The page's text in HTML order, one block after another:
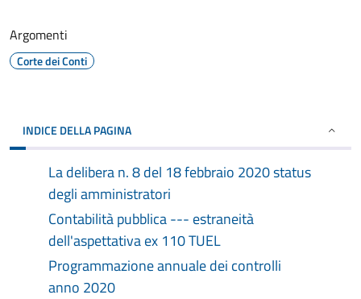
Argomenti
Corte dei Conti
INDICE DELLA PAGINA
La delibera n. 8 del 18 febbraio 2020 status
degli amministratori
Contabilità pubblica --- estraneità
dell'aspettativa ex 110 TUEL
Programmazione annuale dei controlli
anno 2020